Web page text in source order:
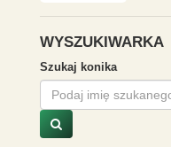
WYSZUKIWARKA
Szukaj konika